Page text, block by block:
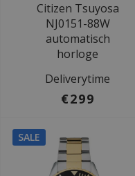
Citizen Tsuyosa
NJ0151-88W
automatisch
horloge
Deliverytime
€299
SALE